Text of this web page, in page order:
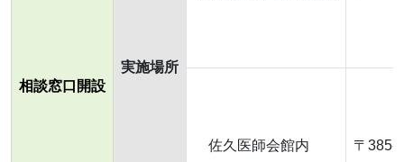
相談窓口開設
実施場所
佐久医師会館内 〒385-